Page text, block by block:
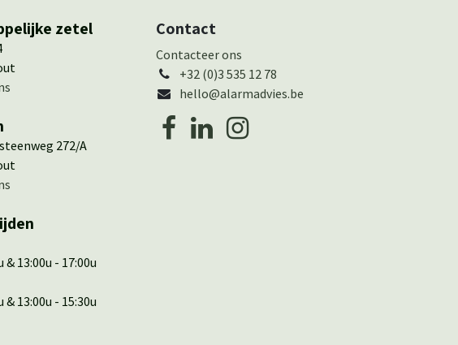
zetel
272/A
& 13:00u - 17:00u
& 13:00u - 15:30u
Contact
Cont​actee​r ons
+32 (0)3 535 12 78
hello@alarmadvies.be